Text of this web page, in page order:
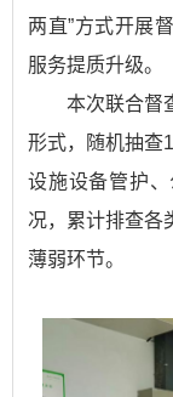
两直”方式开展
服务提质升级。
本次联合督
形式，随机抽查
设施设备管护
况，累计排查各
薄弱环节。